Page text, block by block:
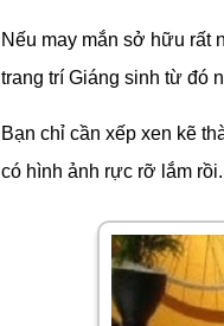
Nếu may mắn sở hữu rất
trang trí Giáng sinh từ đó
Bạn chỉ cần xếp xen kẽ
có hình ảnh rực rỡ lắm rồi.